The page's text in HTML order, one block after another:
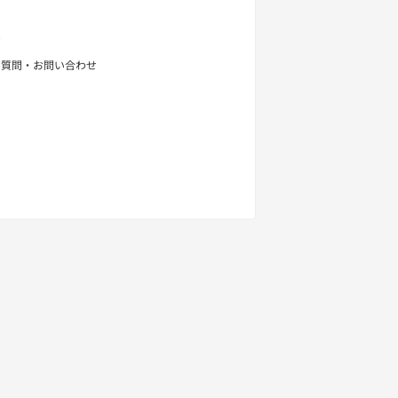
問・お問い合わせ